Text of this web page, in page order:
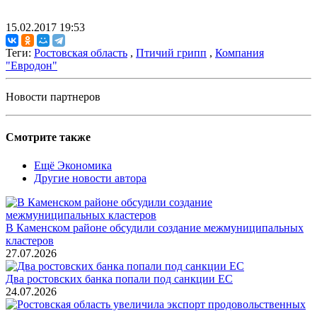
15.02.2017 19:53
Теги: Ростовская область , Птичий грипп , Компания
"Евродон"
Новости партнеров
Смотрите также
Ещё Экономика
Другие новости автора
В Каменском районе обсудили создание межмуниципальных
кластеров
27.07.2026
Два ростовских банка попали под санкции ЕС
24.07.2026